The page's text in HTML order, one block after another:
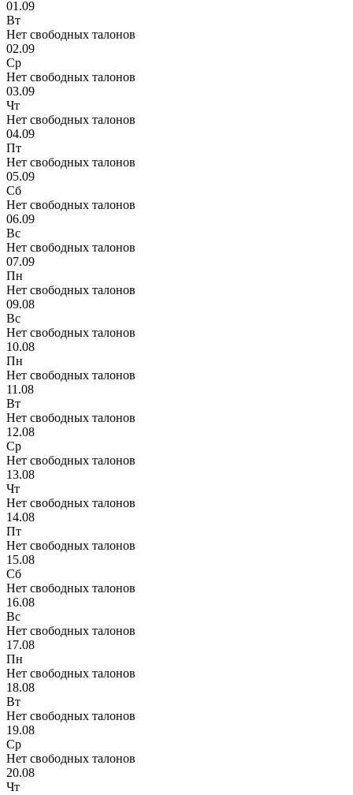
01.09
Вт
Нет свободных талонов
02.09
Ср
Нет свободных талонов
03.09
Чт
Нет свободных талонов
04.09
Пт
Нет свободных талонов
05.09
Сб
Нет свободных талонов
06.09
Вс
Нет свободных талонов
07.09
Пн
Нет свободных талонов
09.08
Вс
Нет свободных талонов
10.08
Пн
Нет свободных талонов
11.08
Вт
Нет свободных талонов
12.08
Ср
Нет свободных талонов
13.08
Чт
Нет свободных талонов
14.08
Пт
Нет свободных талонов
15.08
Сб
Нет свободных талонов
16.08
Вс
Нет свободных талонов
17.08
Пн
Нет свободных талонов
18.08
Вт
Нет свободных талонов
19.08
Ср
Нет свободных талонов
20.08
Чт